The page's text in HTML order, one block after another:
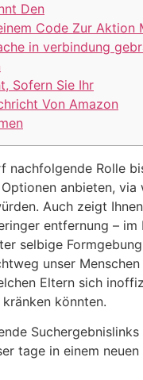
Den
Code Zur Aktion
in verbindung
Sofern Sie Ihr
Von Amazon
nachfolgende Rolle
anbieten, via
Auch zeigt
entfernung –
selbige
unser
Eltern sich
kränken könnten.
tage in einem